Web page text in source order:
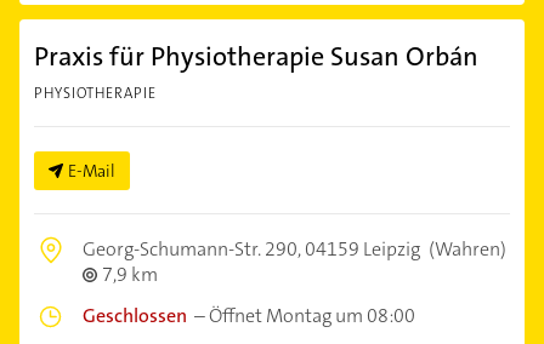
Praxis für Physiotherapie Susan Orbán
PHYSIOTHERAPIE
E-Mail
Georg-Schumann-Str. 290,04159 Leipzig (Wahren)
7,9 km
Geschlossen –Öffnet Montag um 08:00